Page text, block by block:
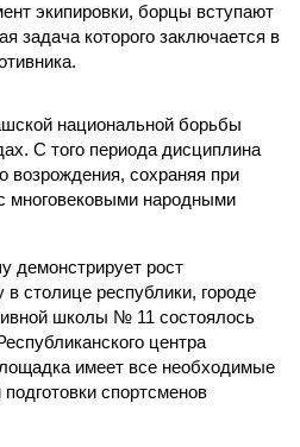
экипировки, борцы вступают
задача которого заключается в
национальной борьбы
С того периода дисциплина
возрождения, сохраняя при
многовековыми народными
демонстрирует рост
в столице республики, городе
школы № 11 состоялось
центра
имеет все необходимые
спортсменов